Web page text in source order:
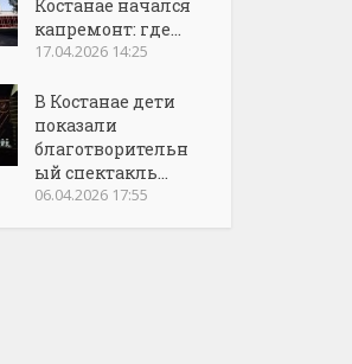
Костанае начался
капремонт: где...
17.04.2026 14:25
В Костанае дети
показали
благотворительн
ый спектакль...
06.04.2026 17:55